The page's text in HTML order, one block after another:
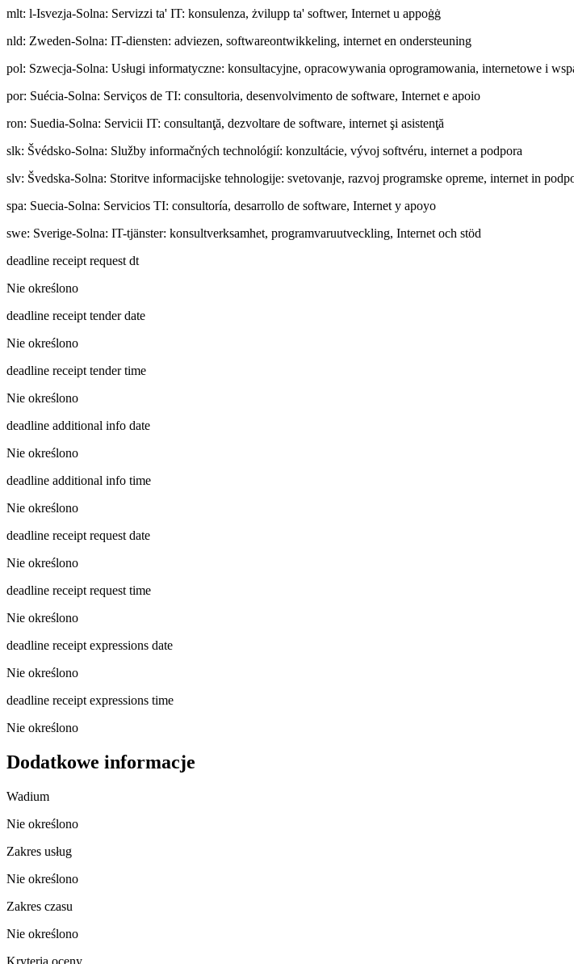
mlt: l-Isvezja-Solna: Servizzi ta' IT: konsulenza, żvilupp ta' softwer, Internet u appoġġ
nld: Zweden-Solna: IT-diensten: adviezen, softwareontwikkeling, internet en ondersteuning
pol: Szwecja-Solna: Usługi informatyczne: konsultacyjne, opracowywania oprogramowania, internetowe i
por: Suécia-Solna: Serviços de TI: consultoria, desenvolvimento de software, Internet e apoio
ron: Suedia-Solna: Servicii IT: consultanţă, dezvoltare de software, internet şi asistenţă
slk: Švédsko-Solna: Služby informačných technológií: konzultácie, vývoj softvéru, internet a podpora
slv: Švedska-Solna: Storitve informacijske tehnologije: svetovanje, razvoj programske opreme, internet in
spa: Suecia-Solna: Servicios TI: consultoría, desarrollo de software, Internet y apoyo
swe: Sverige-Solna: IT-tjänster: konsultverksamhet, programvaruutveckling, Internet och stöd
deadline receipt request dt
Nie określono
deadline receipt tender date
Nie określono
deadline receipt tender time
Nie określono
deadline additional info date
Nie określono
deadline additional info time
Nie określono
deadline receipt request date
Nie określono
deadline receipt request time
Nie określono
deadline receipt expressions date
Nie określono
deadline receipt expressions time
Nie określono
Dodatkowe informacje
Wadium
Nie określono
Zakres usług
Nie określono
Zakres czasu
Nie określono
Kryteria oceny